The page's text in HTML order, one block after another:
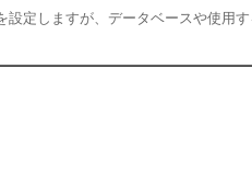
定しますが、データベースや使用